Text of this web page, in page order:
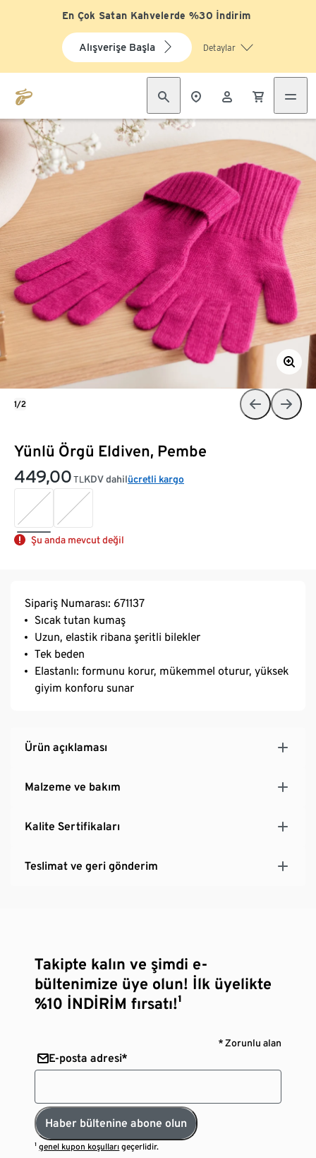
En Çok Satan Kahvelerde %30 İndirim
Alışverişe Başla Detaylar
Yünlü Örgü Eldiven, Pembe
449,00 TL KDV dahilücretli kargo
Şu anda mevcut değil
1/2
Sipariş Numarası: 671137
Sıcak tutan kumaş
Uzun, elastik ribana şeritli bilekler
Tek beden
Elastanlı: formunu korur, mükemmel oturur, yüksek
giyim konforu sunar
Ürün açıklaması
Malzeme ve bakım
Kalite Sertifikaları
Teslimat ve geri gönderim
Takipte kalın ve şimdi e-
bültenimize üye olun! İlk üyelikte
%10 İNDİRİM fırsatı!¹
* Zorunlu alan
E-posta adresi*
Haber bültenine abone olun
¹genel kupon koşulları geçerlidir.